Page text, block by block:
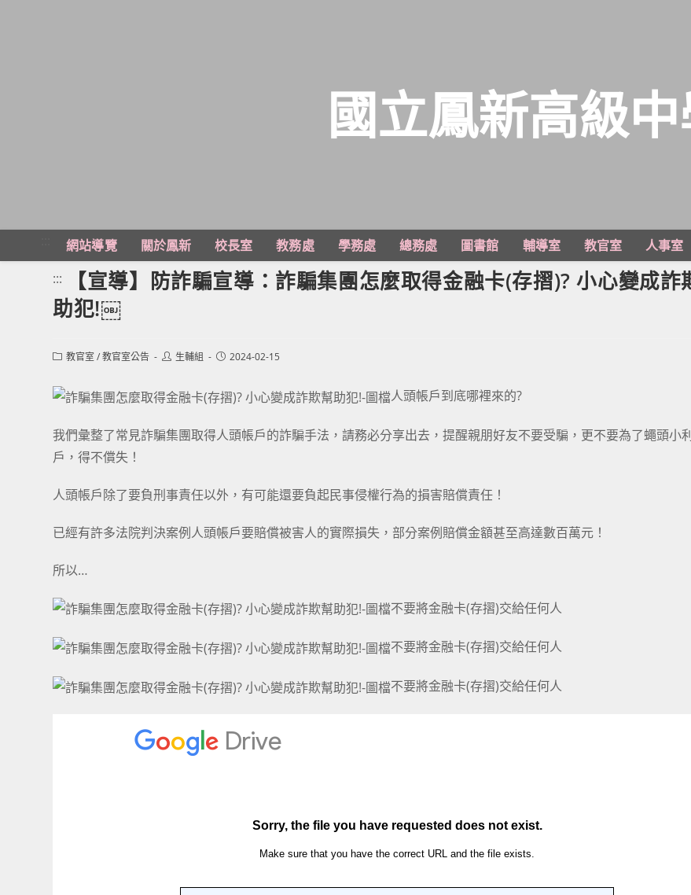
主
國立鳳新高級
網站導覽 關於鳳新 校長室 教務處 學務處 總務處 圖書館 輔導室 教官室 人事室
:::
【宣導】防詐騙宣導：詐騙集團怎麼取得金融卡(存摺)? 小心變成詐
助犯!￼
Post教官室/教官室公告
Post生輔組
Post2024-02-15
人頭帳戶到底哪裡來的?
我們彙整了常見詐騙集團取得人頭帳戶的詐騙手法，請務必分享出去，提醒親朋好友不要受騙，更不要為了蠅頭小
戶，得不償失！
人頭帳戶除了要負刑事責任以外，有可能還要負起民事侵權行為的損害賠償責任！
已經有許多法院判決案例人頭帳戶要賠償被害人的實際損失，部分案例賠償金額甚至高達數百萬元！
所以…
不要將金融卡(存摺)交給任何人
不要將金融卡(存摺)交給任何人
不要將金融卡(存摺)交給任何人